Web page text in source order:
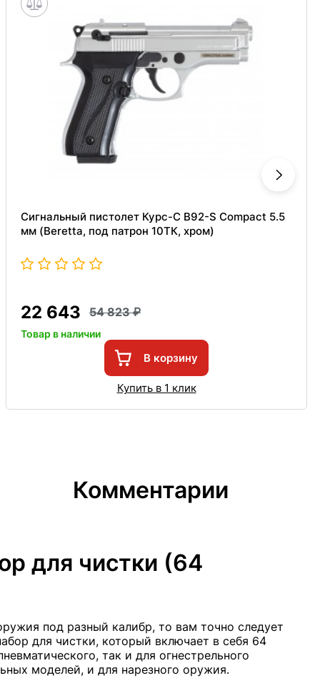
Сигнальный пистолет Курс-С B92-S Compact 5.5
мм (Beretta, под патрон 10ТК, хром)
22 643 54 823
Товар в наличии
В корзину
Купить в 1 клик
Комментарии
для чистки (64
под разный калибр, то вам точно следует
для чистки, который включает в себя 64
так и для огнестрельного
моделей, и для нарезного оружия.